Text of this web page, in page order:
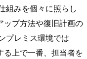
組みを個々に照らし
ップ方法や復旧計画の
プレミス環境では
上で一番、担当者を